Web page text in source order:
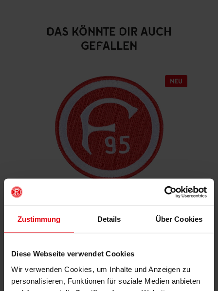
Zustimmung Details Über Cookies
Diese Webseite verwendet Cookies
Wir verwenden Cookies, um Inhalte und Anzeigen zu
personalisieren, Funktionen für soziale Medien anbieten
DAS KÖNNTE DIR AUCH
GEFALLEN
€ 4,95
Mitgliederpreis: € 4,46
IN DEN WARENKORB